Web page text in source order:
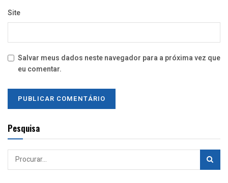
Site
Salvar meus dados neste navegador para a próxima vez que
eu comentar.
Pesquisa